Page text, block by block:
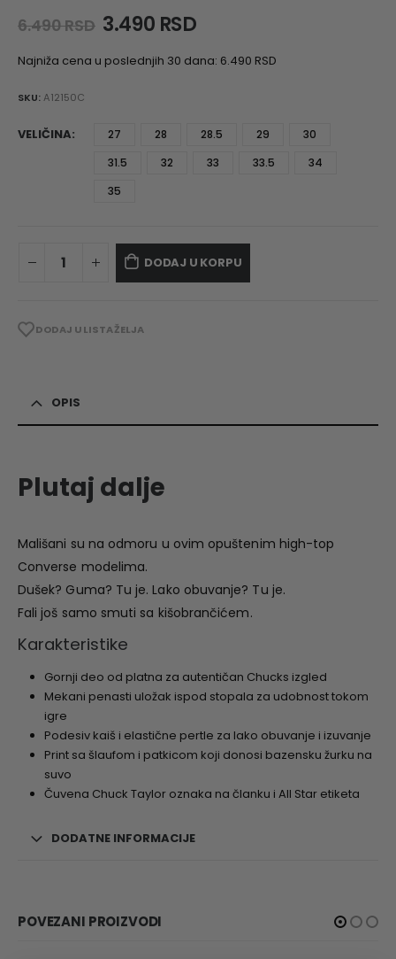
6.490RSD Original
was:
3.490 RSDCurrent
is:
Najniža cena u poslednjih 30 dana: 6.490 RSD
SKU:A12150C
VELIČINA 27 28 28.5 29
30
31.5
32 33 33.5
34
35
DODAJ U KORPU
DODAJ U LISTA ŽELJA
OPIS
Plutaj dalje
Mališani su na odmoru u ovim opuštenim high-top
Converse modelima.
Dušek? Guma? Tu je. Lako obuvanje? Tu je.
Fali još samo smuti sa kišobrančićem.
Karakteristike
Gornji deo od platna za autentičan Chucks izgled
Mekani penasti uložak ispod stopala za udobnost tokom
igre
Podesiv kaiš i elastične pertle za lako obuvanje i izuvanje
Print sa šlaufom i patkicom koji donosi bazensku žurku na
suvo
Čuvena Chuck Taylor oznaka na članku i All Star etiketa
DODATNE INFORMACIJE
POVEZANI PROIZVODI